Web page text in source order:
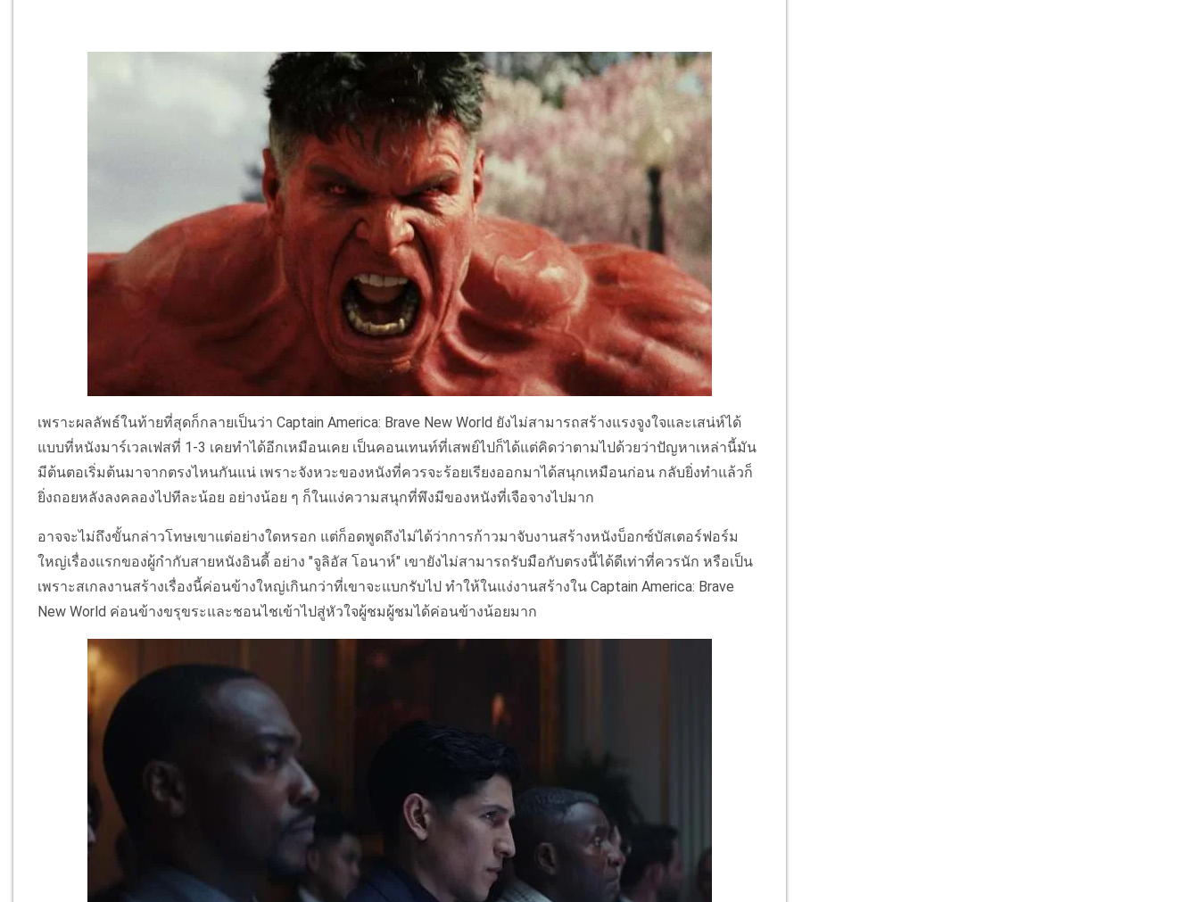
เพราะผลลัพธ์ในท้ายที่สุดก็กลายเป็นว่า Captain America: Brave New World ยังไม่สามารถสร้างแรงจูงใจและเสน่ห์ได้
แบบที่หนังมาร์เวลเฟสที่ 1-3 เคยทำได้อีกเหมือนเคย เป็นคอนเทนท์ที่เสพย์ไปก็ได้แต่คิดว่าตามไปด้วยว่าปัญหาเหล่านี้มัน
มีต้นตอเริ่มต้นมาจากตรงไหนกันแน่ เพราะจังหวะของหนังที่ควรจะร้อยเรียงออกมาได้สนุกเหมือนก่อน กลับยิ่งทำแล้วก็
ยิ่งถอยหลังลงคลองไปทีละน้อย อย่างน้อย ๆ ก็ในแง่ความสนุกที่พึงมีของหนังที่เจือจางไปมาก
อาจจะไม่ถึงขั้นกล่าวโทษเขาแต่อย่างใดหรอก แต่ก็อดพูดถึงไม่ได้ว่าการก้าวมาจับงานสร้างหนังบ็อกซ์บัสเตอร์ฟอร์ม
ใหญ่เรื่องแรกของผู้กำกับสายหนังอินดี้ อย่าง "จูลิอัส โอนาห์" เขายังไม่สามารถรับมือกับตรงนี้ได้ดีเท่าที่ควรนัก หรือเป็น
เพราะสเกลงานสร้างเรื่องนี้ค่อนข้างใหญ่เกินกว่าที่เขาจะแบกรับไป ทำให้ในแง่งานสร้างใน Captain America: Brave
New World ค่อนข้างขรุขระและชอนไชเข้าไปสู่หัวใจผู้ชมผู้ชมได้ค่อนข้างน้อยมาก